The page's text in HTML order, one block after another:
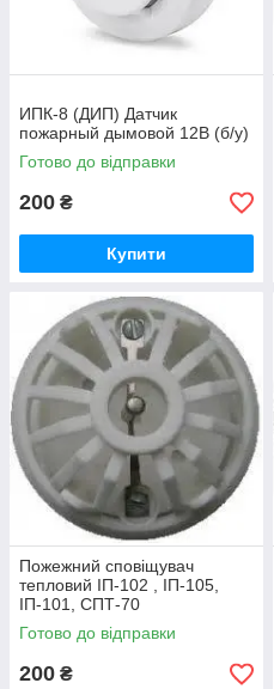
ИПК-8 (ДИП) Датчик
пожарный дымовой 12В (б/у)
Готово до відправки
200 ₴
Купити
Пожежний сповіщувач
тепловий ІП-102 , ІП-105,
ІП-101, СПТ-70
Готово до відправки
200 ₴